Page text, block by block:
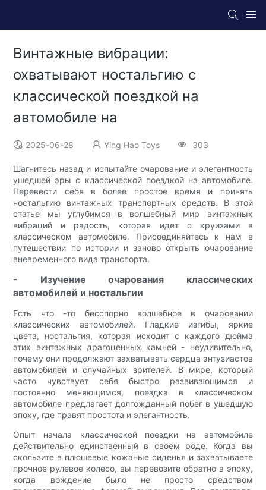
Винтажные вибрации:
охватывают ностальгию с
классической поездкой на
автомобиле на
2025-06-28 Ying Hao Toys 303
Шагнитесь назад и испытайте очарование и элегантность
ушедшей эры с классической поездкой на автомобиле.
Перевести себя в более простое время и принять
ностальгию винтажных транспортных средств. В этой
статье мы углубимся в волшебный мир винтажных
вибраций и радость, которая идет с круизами в
классическом автомобиле. Присоединяйтесь к нам в
путешествии по истории и заново открыть очарование
вневременного вида транспорта.
- Изучение очарования классических
автомобилей и ностальгии
Есть что -то бесспорно волшебное в очаровании
классических автомобилей. Гладкие изгибы, яркие
цвета, ностальгия, которая исходит с каждого дюйма
этих винтажных драгоценных камней - неудивительно,
почему они продолжают захватывать сердца энтузиастов
автомобилей и случайных зрителей. В мире, который
часто чувствует себя быстро развивающимся и
постоянно меняющимся, поездка в классическом
автомобиле предлагает долгожданный побег в ушедшую
эпоху, где правят простота и элегантность.
Опыт начала классической поездки на автомобиле
действительно единственный в своем роде. Когда вы
скользите в плюшевые кожаные сиденья и захватываете
прочное рулевое колесо, вы перевозите обратно в эпоху,
когда вождение было не просто средством